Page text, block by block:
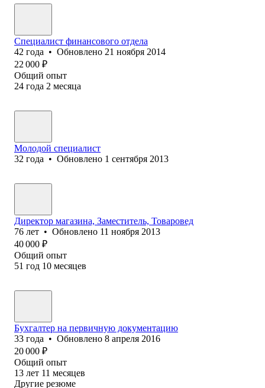
Специалист финансового отдела
42 года • Обновлено 21 ноября 2014
22 000 ₽
Общий опыт
24 года 2 месяца
Молодой специалист
32 года • Обновлено 1 сентября 2013
Директор магазина, Заместитель, Товаровед
76 лет • Обновлено 11 ноября 2013
40 000 ₽
Общий опыт
51 год 10 месяцев
Бухгалтер на первичную документацию
33 года • Обновлено 8 апреля 2016
20 000 ₽
Общий опыт
13 лет 11 месяцев
Другие резюме